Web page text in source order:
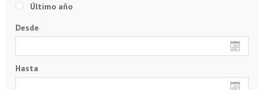
Último año
Desde
Hasta